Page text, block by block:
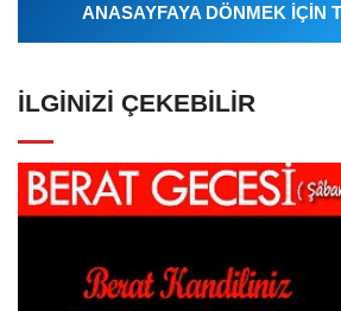
ANASAYFAYA DÖNMEK İÇİN
İLGINIZI ÇEKEBILIR